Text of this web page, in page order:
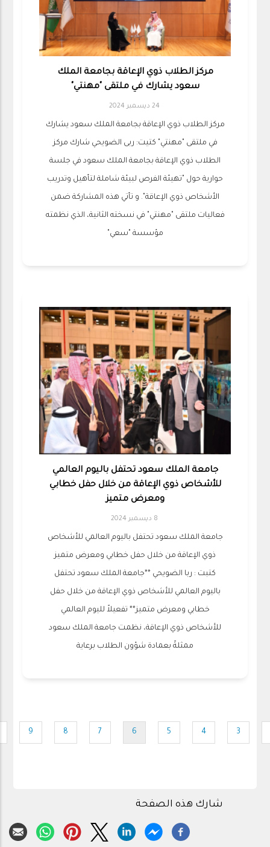
مركز الطلاب ذوي الإعاقة بجامعة الملك
سعود يشارك في ملتقى "مهنتي"
24 ديسمبر 2024
مركز الطلاب ذوي الإعاقة بجامعة الملك سعود يشارك
في ملتقى "مهنتي" كتيت: ربى الضويحي شارك مركز
الطلاب ذوي الإعاقة بجامعة الملك سعود في جلسة
حوارية حول "تهيئة الفرص لبيئة شاملة لتأهيل وتدريب
الأشخاص ذوي الإعاقة". و تأتي هذه المشاركة ضمن
فعاليات ملتقى "مهنتي" في نسخته الثانية، الذي نظمته
مؤسسة "سعي"
جامعة الملك سعود تحتفل باليوم العالمي
للأشخاص ذوي الإعاقة من خلال حفل خطابي
ومعرض متميز
8 ديسمبر 2024
جامعة الملك سعود تحتفل باليوم العالمي للأشخاص
ذوي الإعاقة من خلال حفل خطابي ومعرض متميز
كتبت : ربا الضويحي **جامعة الملك سعود تحتفل
باليوم العالمي للأشخاص ذوي الإعاقة من خلال حفل
خطابي ومعرض متميز** تفعيلاً لليوم العالمي
للأشخاص ذوي الإعاقة، نظمت جامعة الملك سعود
ممثلةً بعمادة شؤون الطلاب برعاية
Pagination
Page
3
Page
4
Page
5
Current
6
Page7
Page
8
Page
9
شارك هذه الصفحة